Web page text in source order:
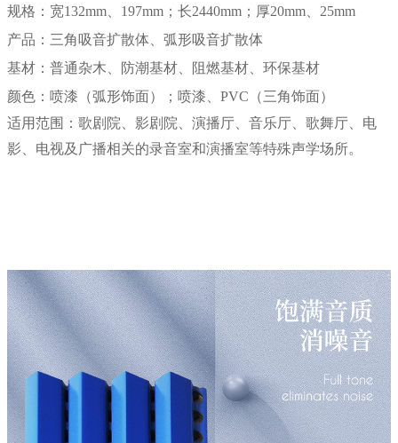
规格：宽132mm、197mm；长2440mm；厚20mm、25mm
产品：三角吸音扩散体、弧形吸音扩散体
基材：普通杂木、防潮基材、阻燃基材、环保基材
颜色：喷漆（弧形饰面）；喷漆、PVC（三角饰面）
适用范围：歌剧院、影剧院、演播厅、音乐厅、歌舞厅、电
影、电视及广播相关的录音室和演播室等特殊声学场所。